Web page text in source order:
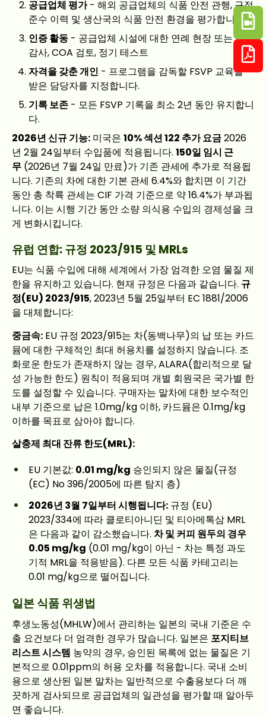
공급업체 평가- 해외 공급업체의 식품 안전 관행, 규정
준수 이력 및 생산국의 식품 안전 환경을 평가합니다.
인증 활동 - 공급업체 시설에 대한 연례 현장 또는 원격
감사, COA 검토, 정기 테스트
자격을 갖춘 개인 - 프로그램을 감독할 FSVP 교육을
받은 담당자를 지정합니다.
기록 보존 - 모든 FSVP 기록을 최소 2년 동안 유지합니
다.
2026년 신규 기능: 미국은 10% 섹션 122 추가 요금2026
년 2월 24일부터 수입품에 적용됩니다. 150일 임시 근
무 (2026년 7월 24일 만료)가 기존 관세에 추가로 적용됩
니다. 기존의 차에 대한 기본 관세 6.4%와 합치면 이 기간
동안 총 착륙 관세는 CIF 가격 기준으로 약 16.4%가 부과됩
니다. 이는 시행 기간 동안 소량 의식용 수입의 경제성을 크
게 변화시킵니다.
유럽 연합: 규정 2023/915 및 MRLs
EU는 식품 수입에 대해 세계에서 가장 엄격한 오염 물질 제
한을 유지하고 있습니다. 현재 규정은 다음과 같습니다. 규
정(EU) 2023/915, 2023년 5월 25일부터 EC 1881/2006
을 대체합니다:
중금속: EU 규정 2023/915는 차(동백나무)의 납 또는 카드
뮴에 대한 구체적인 최대 허용치를 설정하지 않습니다. 조
화로운 한도가 존재하지 않는 경우, ALARA(합리적으로 달
성 가능한 한도) 원칙이 적용되며 개별 회원국은 국가별 한
도를 설정할 수 있습니다. 구매자는 말차에 대한 보수적인
내부 기준으로 납은 1.0mg/kg 이하, 카드뮴은 0.1mg/kg
이하를 목표로 삼아야 합니다.
살충제 최대 잔류 한도(MRL):
EU 기본값: 0.01 mg/kg 승인되지 않은 물질(규정
(EC) No 396/2005에 따른 탐지 층)
2026년 3월 7일부터 시행됩니다: 규정 (EU)
2023/334에 따라 클로티아니딘 및 티아메톡삼 MRL
은 다음과 같이 감소했습니다. 차 및 커피 원두의 경우
0.05 mg/kg (0.01 mg/kg이 아닌 - 차는 특정 과도
기적 MRL을 적용받음). 다른 모든 식품 카테고리는
0.01 mg/kg으로 떨어집니다.
일본 식품 위생법
후생노동성(MHLW)에서 관리하는 일본의 국내 기준은 수
출 요건보다 더 엄격한 경우가 많습니다. 일본은 포지티브
리스트 시스템 농약의 경우, 승인된 목록에 없는 물질은 기
본적으로 0.01ppm의 허용 오차를 적용합니다. 국내 소비
용으로 생산된 일본 말차는 일반적으로 수출용보다 더 깨
끗하게 검사되므로 공급업체의 일관성을 평가할 때 알아두
면 좋습니다.